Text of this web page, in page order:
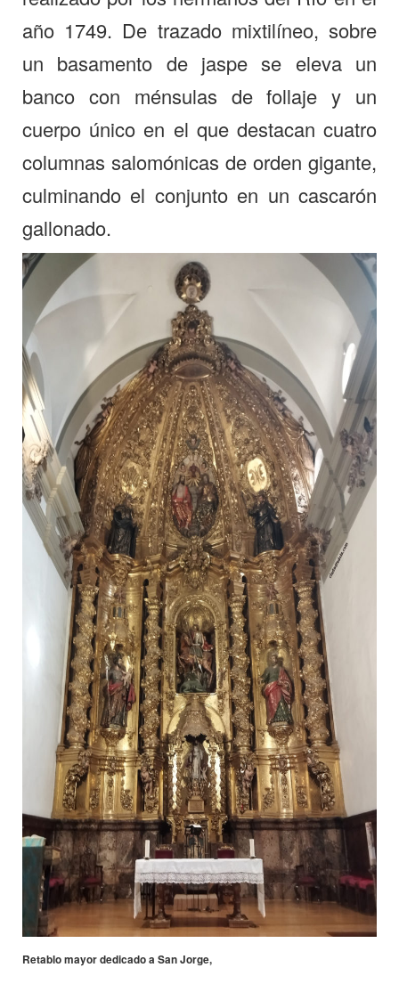
año 1749. De trazado mixtilíneo, sobre
un basamento de jaspe se eleva un
banco con ménsulas de follaje y un
cuerpo único en el que destacan cuatro
columnas salomónicas de orden gigante,
culminando el conjunto en un cascarón
gallonado.
Retablo mayor dedicado a San Jorge,